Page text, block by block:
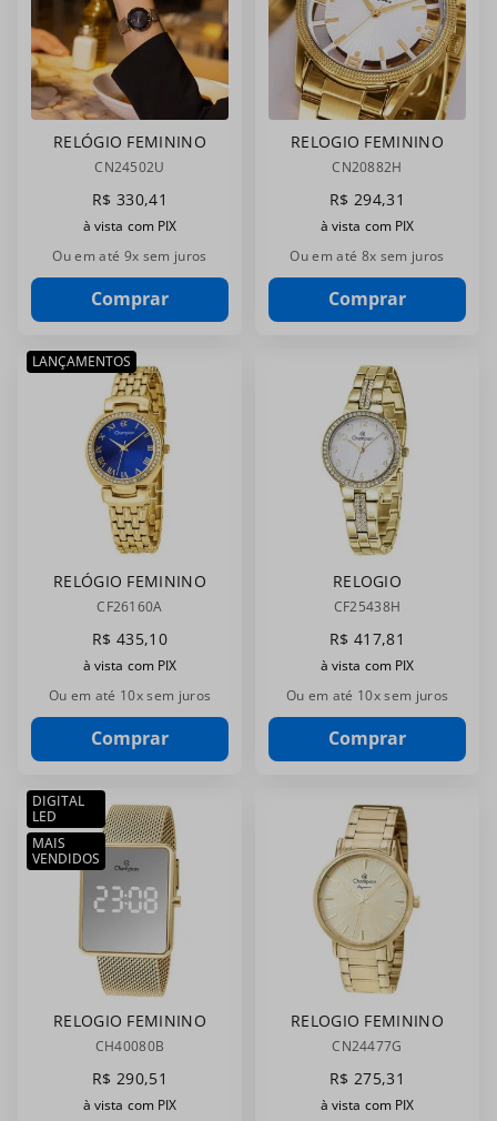
RELÓGIO FEMININO
CHAMPION
DOURADO
CN24502U
CN24502U
R$ 330,41
à vista com PIX
Ou em até 9x sem juros
Comprar
RELOGIO FEMININO
CHAMPION
CN20882H
CN20882H
R$ 294,31
à vista com PIX
Ou em até 8x sem juros
Comprar
LANÇAMENTOS
RELÓGIO FEMININO
CHAMPION
MOSTRADOR AZUL
CF26160A
CF26160A
R$ 435,10
à vista com PIX
Ou em até 10x sem juros
Comprar
RELOGIO
CHAMPION
DOURADO
CRAVEJADO PARA
TRABALHO E
EVENTOS
CF25438H
R$ 417,81
à vista com PIX
Ou em até 10x sem juros
Comprar
DIGITAL
LED
MAIS
VENDIDOS
RELOGIO FEMININO
CHAMPION
CH40080B
R$ 290,51
à vista com PIX
RELOGIO FEMININO
CHAMPION
CN24477G
R$ 275,31
à vista com PIX